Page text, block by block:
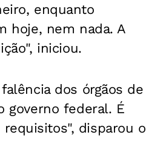
enquanto
hoje, nem nada. A
iniciou.
dos órgãos de
governo federal. É
disparou o